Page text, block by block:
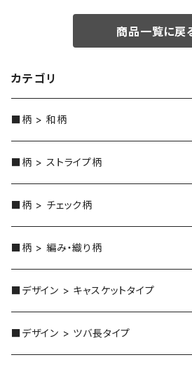
商品一覧に戻
カテゴリ
■柄 > 和柄
■柄 > ストライプ柄
■柄 > チェック柄
■柄 > 編み・織り柄
■デザイン > キャスケットタイプ
■デザイン > ツバ長タイプ